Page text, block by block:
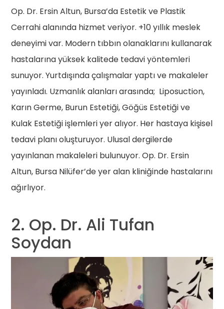
Op. Dr. Ersin Altun, Bursa’da Estetik ve Plastik
Cerrahi alanında hizmet veriyor. +10 yıllık meslek
deneyimi var. Modern tıbbın olanaklarını kullanarak
hastalarına yüksek kalitede tedavi yöntemleri
sunuyor. Yurtdışında çalışmalar yaptı ve makaleler
yayınladı. Uzmanlık alanları arasında; Liposuction,
Karın Germe, Burun Estetiği, Göğüs Estetiği ve
Kulak Estetiği işlemleri yer alıyor. Her hastaya kişisel
tedavi planı oluşturuyor. Ulusal dergilerde
yayınlanan makaleleri bulunuyor. Op. Dr. Ersin
Altun, Bursa Nilüfer’de yer alan kliniğinde hastalarını
ağırlıyor.
2. Op. Dr. Ali Tufan
Soydan